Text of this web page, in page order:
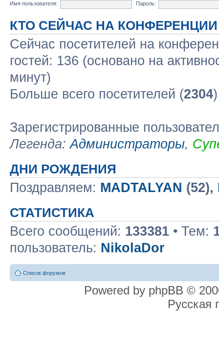
Имя пользователя:
Пароль:
КТО СЕЙЧАС НА КОНФЕРЕНЦИИ
Сейчас посетителей на
гостей: 136 (основано на
минут)
Больше всего посетителей (2304
Зарегистрированные
Легенда:Администраторы,
ДНИ РОЖДЕНИЯ
Поздравляем: MADTALYAN (52),
СТАТИСТИКА
Всего сообщений: 133381 • Тем:
пользователь: NikolaDor
Список форумов
Powered by phpBB ©
Русская